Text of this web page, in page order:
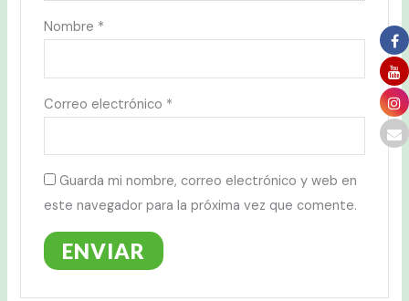
Nombre *
Correo electrónico *
Guarda mi nombre, correo electrónico y web en
este navegador para la próxima vez que comente.